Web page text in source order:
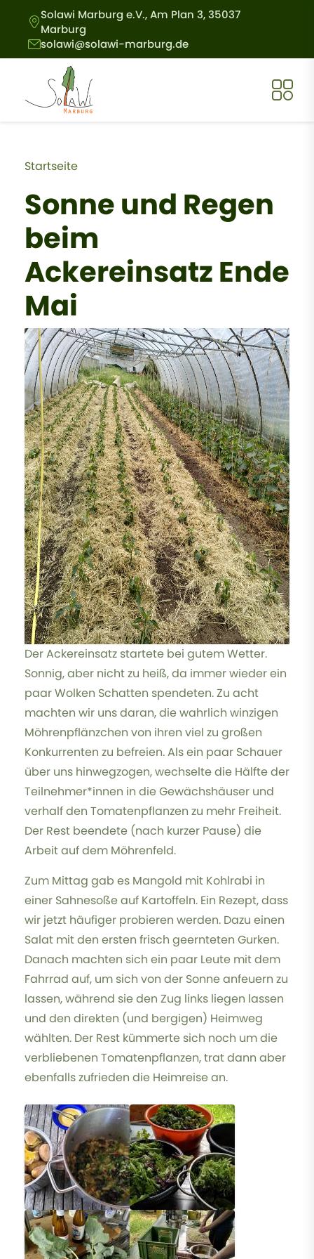
Direkt zum Inhalt
Solawi Marburg e.V., Am Plan 3, 35037
Marburg
solawi@solawi-marburg.de
Pfadnavigation
Startseite
Sonne und Regen
beim
Ackereinsatz Ende
Mai
Der Ackereinsatz startete bei gutem Wetter.
Sonnig, aber nicht zu heiß, da immer wieder ein
paar Wolken Schatten spendeten. Zu acht
machten wir uns daran, die wahrlich winzigen
Möhrenpflänzchen von ihren viel zu großen
Konkurrenten zu befreien. Als ein paar Schauer
über uns hinwegzogen, wechselte die Hälfte der
Teilnehmer*innen in die Gewächshäuser und
verhalf den Tomatenpflanzen zu mehr Freiheit.
Der Rest beendete (nach kurzer Pause) die
Arbeit auf dem Möhrenfeld.
Zum Mittag gab es Mangold mit Kohlrabi in
einer Sahnesoße auf Kartoffeln. Ein Rezept, dass
wir jetzt häufiger probieren werden. Dazu einen
Salat mit den ersten frisch geernteten Gurken.
Danach machten sich ein paar Leute mit dem
Fahrrad auf, um sich von der Sonne anfeuern zu
lassen, während sie den Zug links liegen lassen
und den direkten (und bergigen) Heimweg
wählten. Der Rest kümmerte sich noch um die
verbliebenen Tomatenpflanzen, trat dann aber
ebenfalls zufrieden die Heimreise an.